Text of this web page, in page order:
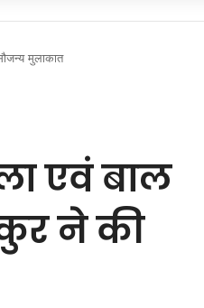
मुलाकात
एवं बाल
ने की